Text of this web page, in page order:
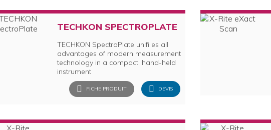
TECHKON SPECTROPLATE
TECHKON SpectroPlate unifi es all
advantages of modern measurement
technology in a compact, hand-held
instrument
FICHE PRODUIT DEVIS